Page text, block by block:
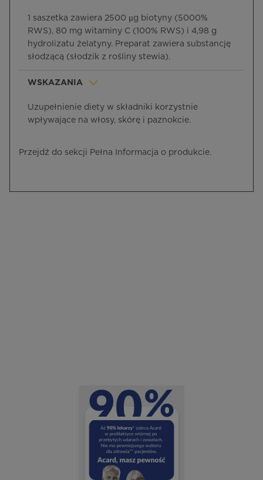
1 saszetka zawiera 2500 µg biotyny (5000%
RWS), 80 mg witaminy C (100% RWS) i 4,98 g
hydrolizatu żelatyny. Preparat zawiera substancję
słodzącą (słodzik z rośliny stewia).
WSKAZANIA
Uzupełnienie diety w składniki korzystnie
wpływające na włosy, skórę i paznokcie.
Przejdź do sekcji Pełna Informacja o produkcie.